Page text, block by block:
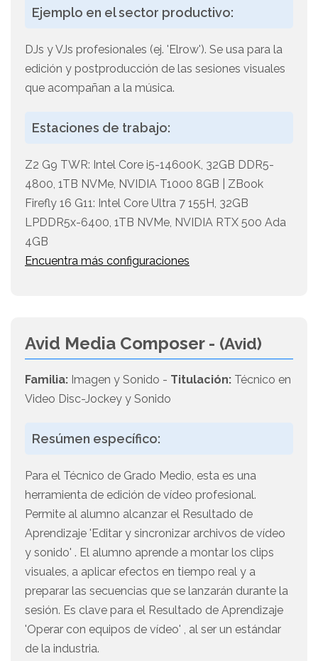
Ejemplo en el sector productivo:
DJs y VJs profesionales (ej. 'Elrow'). Se usa para la
edición y postproducción de las sesiones visuales
que acompañan a la música.
Estaciones de trabajo:
Z2 G9 TWR: Intel Core i5-14600K, 32GB DDR5-
4800, 1TB NVMe, NVIDIA T1000 8GB | ZBook
Firefly 16 G11: Intel Core Ultra 7 155H, 32GB
LPDDR5x-6400, 1TB NVMe, NVIDIA RTX 500 Ada
4GB
Encuentra más configuraciones
Avid Media Composer - (Avid)
Familia: Imagen y Sonido - Titulación: Técnico en
Video Disc-Jockey y Sonido
Resúmen específico:
Para el Técnico de Grado Medio, esta es una
herramienta de edición de vídeo profesional.
Permite al alumno alcanzar el Resultado de
Aprendizaje 'Editar y sincronizar archivos de vídeo
y sonido' . El alumno aprende a montar los clips
visuales, a aplicar efectos en tiempo real y a
preparar las secuencias que se lanzarán durante la
sesión. Es clave para el Resultado de Aprendizaje
'Operar con equipos de vídeo' , al ser un estándar
de la industria.